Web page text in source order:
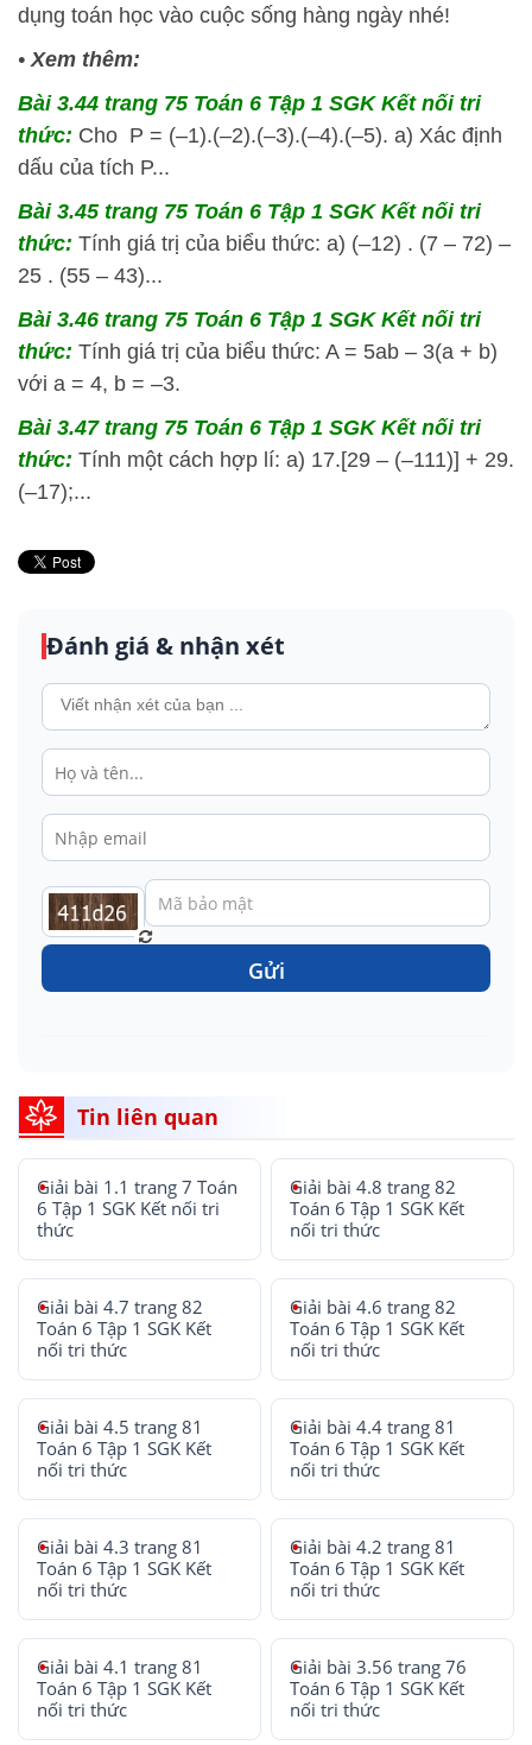
dụng toán học vào cuộc sống hàng ngày nhé!
•Xem thêm:
Bài 3.44 trang 75 Toán 6 Tập 1 SGK Kết nối tri
thức: Cho P = (–1).(–2).(–3).(–4).(–5). a) Xác định
dấu của tích P...
Bài 3.45 trang 75 Toán 6 Tập 1 SGK Kết nối tri
thức: Tính giá trị của biểu thức: a) (–12) . (7 – 72) –
25 . (55 – 43)...
Bài 3.46 trang 75 Toán 6 Tập 1 SGK Kết nối tri
thức: Tính giá trị của biểu thức: A = 5ab – 3(a + b)
với a = 4, b = –3.
Bài 3.47 trang 75 Toán 6 Tập 1 SGK Kết nối tri
thức: Tính một cách hợp lí: a) 17.[29 – (–111)] + 29.
(–17);...
Đánh giá & nhận xét
Gửi
Tin liên quan
Giải bài 1.1 trang 7 Toán
6 Tập 1 SGK Kết nối tri
thức
Giải bài 4.8 trang 82
Toán 6 Tập 1 SGK Kết
nối tri thức
Giải bài 4.7 trang 82
Toán 6 Tập 1 SGK Kết
nối tri thức
Giải bài 4.6 trang 82
Toán 6 Tập 1 SGK Kết
nối tri thức
Giải bài 4.5 trang 81
Toán 6 Tập 1 SGK Kết
nối tri thức
Giải bài 4.4 trang 81
Toán 6 Tập 1 SGK Kết
nối tri thức
Giải bài 4.3 trang 81
Toán 6 Tập 1 SGK Kết
nối tri thức
Giải bài 4.2 trang 81
Toán 6 Tập 1 SGK Kết
nối tri thức
Giải bài 4.1 trang 81
Toán 6 Tập 1 SGK Kết
nối tri thức
Giải bài 3.56 trang 76
Toán 6 Tập 1 SGK Kết
nối tri thức